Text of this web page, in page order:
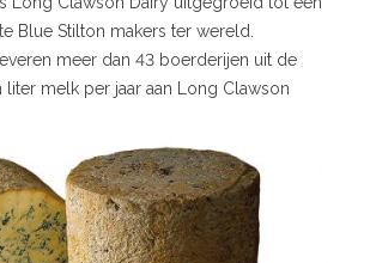
Blue Stilton makers ter wereld.
meer dan 43 boerderijen uit de
melk per jaar aan Long Clawson